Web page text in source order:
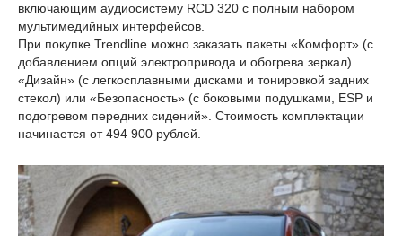
включающим аудиосистему RCD 320 с полным набором
мультимедийных интерфейсов.
При покупке Trendline можно заказать пакеты «Комфорт» (с
добавлением опций электропривода и обогрева зеркал)
«Дизайн» (с легкосплавными дисками и тонировкой задних
стекол) или «Безопасность» (с боковыми подушками, ESP и
подогревом передних сидений». Стоимость комплектации
начинается от 494 900 рублей.